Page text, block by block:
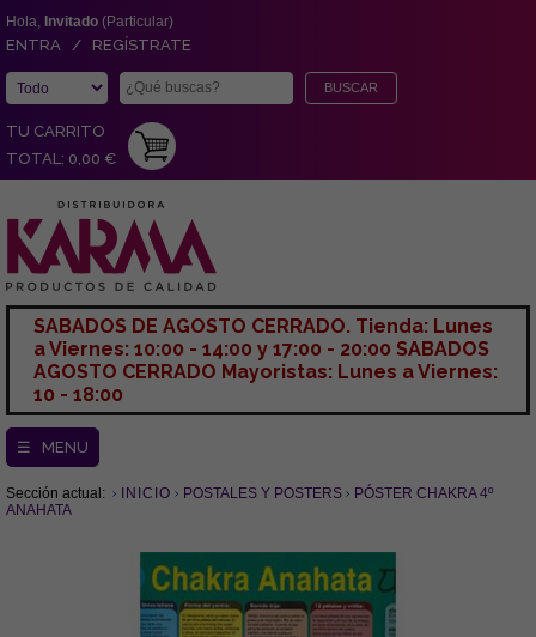
Hola, Invitado (Particular)
ENTRA / REGÍSTRATE
TU CARRITO
TOTAL: 0,00 €
SABADOS DE AGOSTO CERRADO. Tienda: Lunes
a Viernes: 10:00 - 14:00 y 17:00 - 20:00 SABADOS
AGOSTO CERRADO Mayoristas: Lunes a Viernes:
10 - 18:00
☰ MENU
Sección actual: INICIO POSTALES Y POSTERS
PÓSTER CHAKRA 4º
ANAHATA